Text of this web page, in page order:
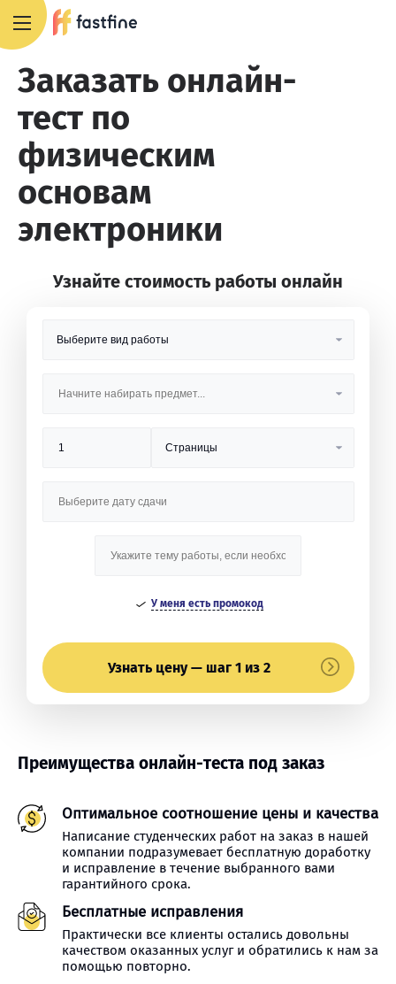
Заказать онлайн-
тест по
физическим
основам
электроники
Узнайте стоимость работы онлайн
У меня есть промокод
Узнать цену — шаг 1 из 2
Преимущества онлайн-теста под заказ
Оптимальное соотношение цены и качества
Написание студенческих работ на заказ в нашей
компании подразумевает бесплатную доработку
и исправление в течение выбранного вами
гарантийного срока.
Бесплатные исправления
Практически все клиенты остались довольны
качеством оказанных услуг и обратились к нам за
помощью повторно.